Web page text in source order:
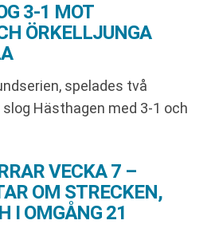
3-1 MOT
ÖRKELLJUNGA
spelades två
Hästhagen med 3-1 och
VECKA 7 –
OM STRECKEN,
I OMGÅNG 21